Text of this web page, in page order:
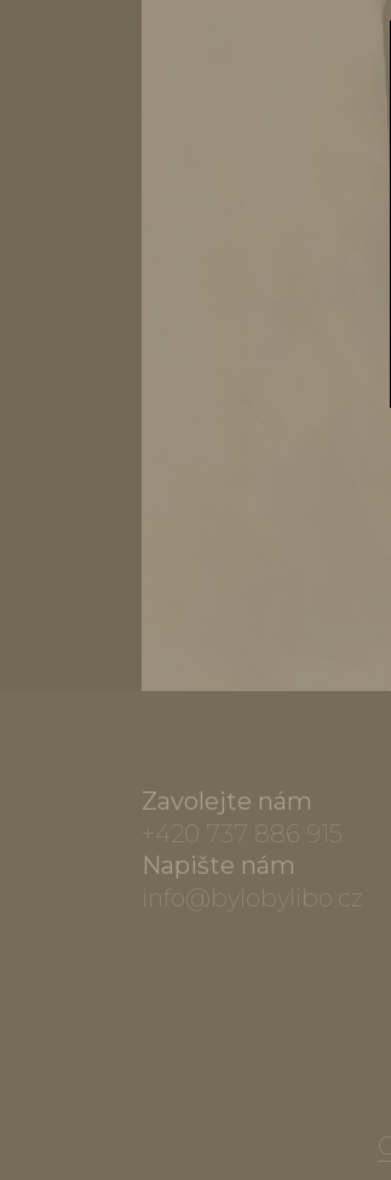
Zavolejte nám
+420 737 886 915
Napište nám
info@bylobylibo.cz